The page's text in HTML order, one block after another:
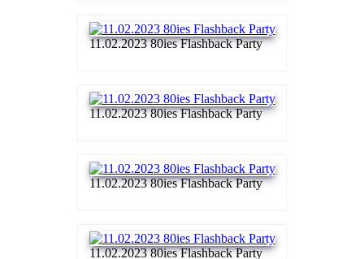
11.02.2023 80ies Flashback Party
11.02.2023 80ies Flashback Party
11.02.2023 80ies Flashback Party
11.02.2023 80ies Flashback Party